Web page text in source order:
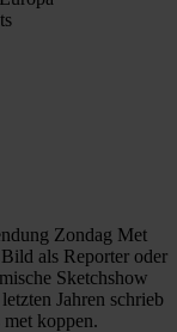
Zondag Met
als Reporter oder
Sketchshow
Jahren schrieb
koppen.